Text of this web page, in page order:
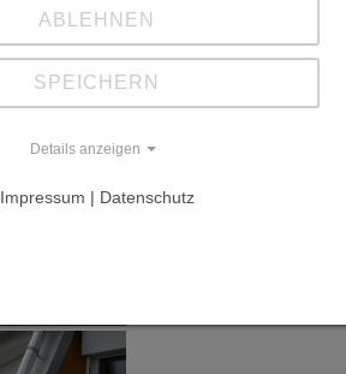
ABLEHNEN
SPEICHERN
Details anzeigen
Impressum | Datenschutz